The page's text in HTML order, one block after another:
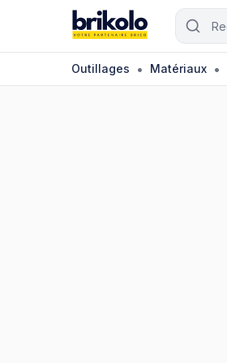
Aller au contenu principal
Outillages • Matériaux •